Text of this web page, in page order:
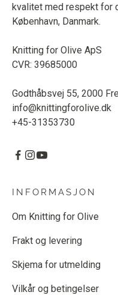
kvalitet med respekt for
København, Danmark.
Knitting for Olive ApS
CVR: 39685000
Godthåbsvej 55, 2000
info@knittingforolive.dk
+45-31353730
INFORMASJON
Om Knitting for Olive
Frakt og levering
Skjema for utmelding
Vilkår og betingelser